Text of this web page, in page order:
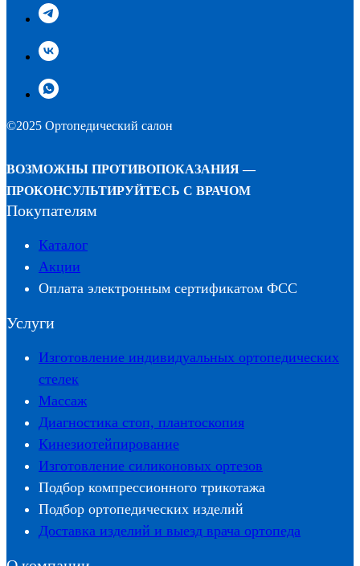
©2025 Ортопедический салон
ВОЗМОЖНЫ ПРОТИВОПОКАЗАНИЯ —
ПРОКОНСУЛЬТИРУЙТЕСЬ С ВРАЧОМ
Покупателям
Каталог
Акции
Оплата электронным сертификатом ФСС
Услуги
Изготовление индивидуальных ортопедических
стелек
Массаж
Диагностика стоп, плантоскопия
Кинезиотейпирование
Изготовление силиконовых ортезов
Подбор компрессионного трикотажа
Подбор ортопедических изделий
Доставка изделий и выезд врача ортопеда